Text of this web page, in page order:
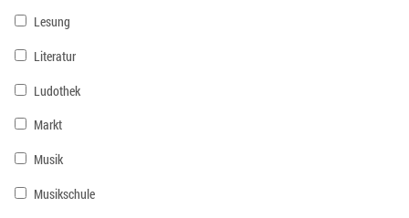
Lesung
Literatur
Ludothek
Markt
Musik
Musikschule